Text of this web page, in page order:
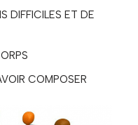
DIFFICILES ET DE
COMPOSER